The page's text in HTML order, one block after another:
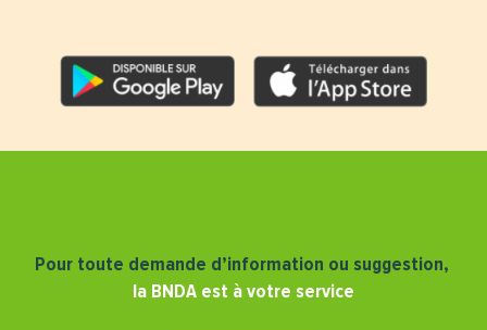
Pour toute demande d’information ou suggestion,
la BNDA est à votre service